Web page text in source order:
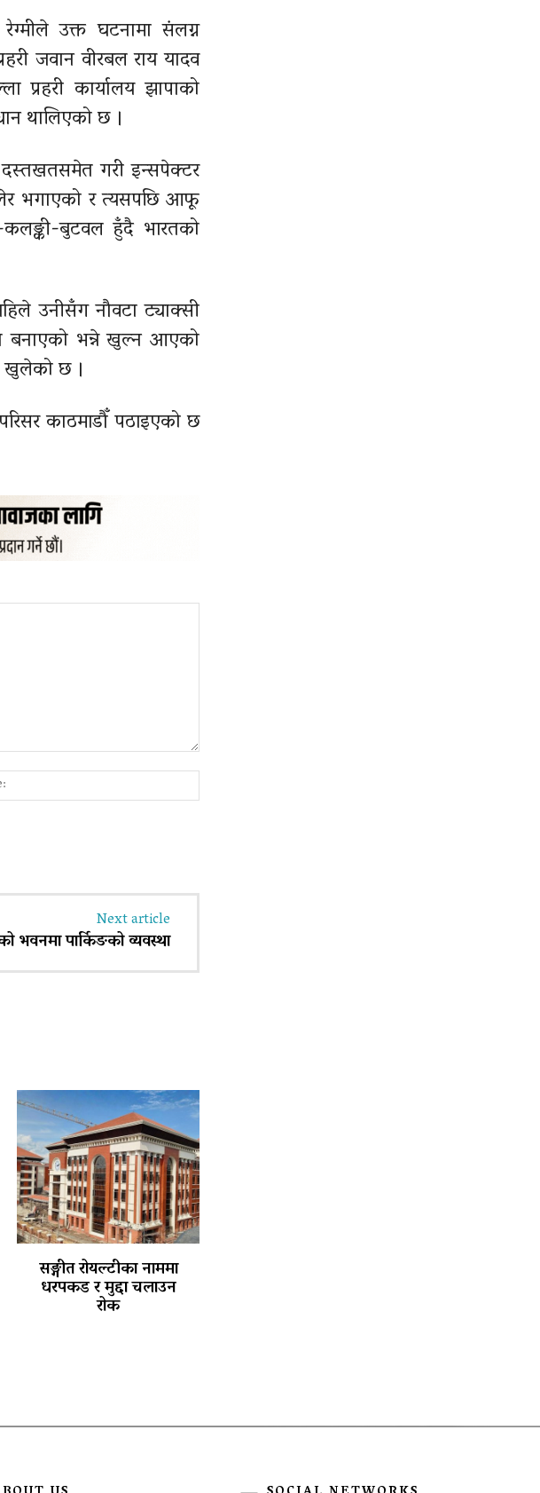
रेग्मीले उक्त घटनामा संलग्न
जवान वीरबल राय यादव
प्रहरी कार्यालय झापाको
थालिएको छ ।
गरी इन्सपेक्टर
भगाएको र त्यसपछि आफू
कलङ्की-बुटवल हुँदै भारतको
उनीसँग नौवटा ट्याक्सी
बनाएको भन्ने खुल्न आएको
खुलेको छ ।
काठमाडौँ पठाइएको छ
Next article
भवनमा पार्किङको व्यवस्था
सङ्गीत रोयल्टीका नाममा
धरपकड र मुद्दा चलाउन
रोक